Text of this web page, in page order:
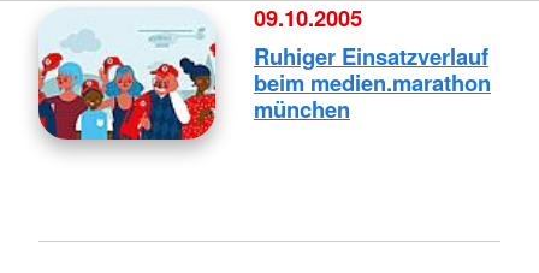
09.10.2005
Ruhiger Einsatzverlauf
beim medien.marathon
münchen